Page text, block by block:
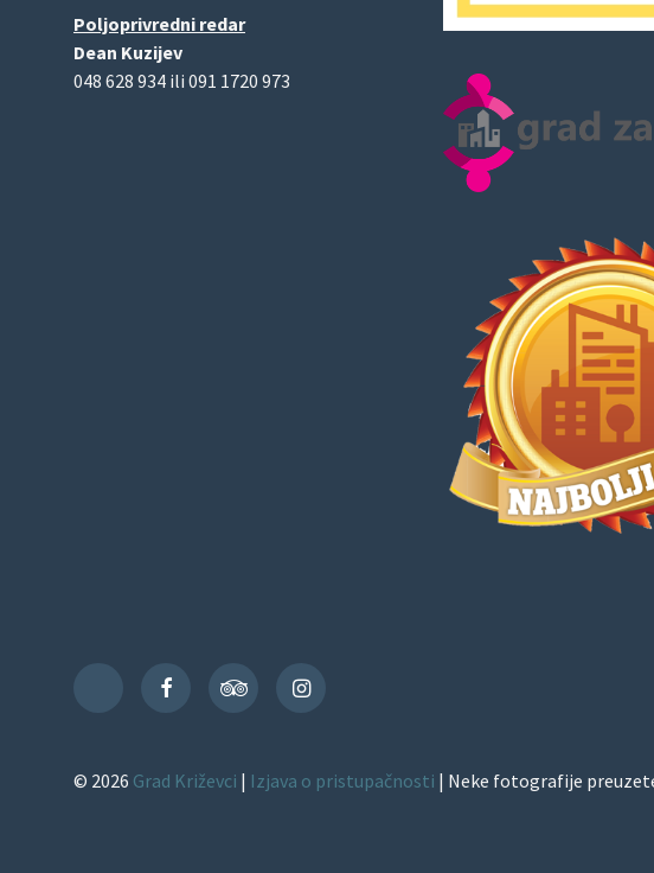
Poljoprivredni redar
Dean Kuzijev
048 628 934 ili 091 1720 973
TikTok
FacebookTripAdvisorInstagram
© 2026 Grad Križevci | Izjava o pristupačnosti | Neke fotografije